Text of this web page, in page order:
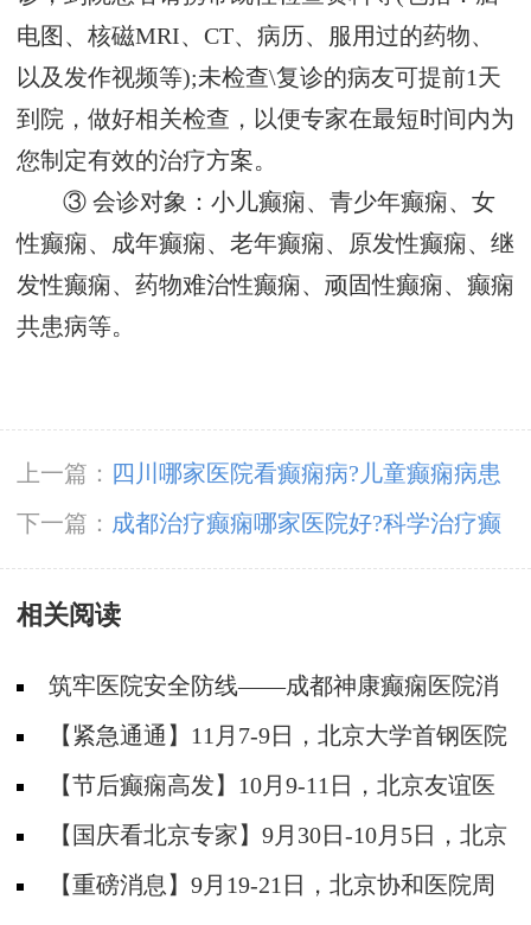
电图、核磁MRI、CT、病历、服用过的药物、
以及发作视频等);未检查\复诊的病友可提前1天
到院，做好相关检查，以便专家在最短时间内为
您制定有效的治疗方案。
③ 会诊对象：小儿癫痫、青少年癫痫、女
性癫痫、成年癫痫、老年癫痫、原发性癫痫、继
发性癫痫、药物难治性癫痫、顽固性癫痫、癫痫
共患病等。
上一篇：
四川哪家医院看癫痫病?儿童癫痫病患
者应该怎么治疗?
下一篇： 成都治疗癫痫哪家医院好?科学治疗癫
痫的方法有哪些?
相关阅读
筑牢医院安全防线——成都神康癫痫医院消
防安全培训纪实
【紧急通通】11月7-9日，北京大学首钢医院
神经内科胡颖教授亲临成都会诊，破解癫痫疑难
【节后癫痫高发】10月9-11日，北京友谊医
院陈葵博士免费会诊+治疗援助，破解癫痫难
题！
【国庆看北京专家】9月30日-10月5日，北京
天坛&首钢医院两大专家蓉城亲诊+癫痫大额救
【重磅消息】9月19-21日，北京协和医院周